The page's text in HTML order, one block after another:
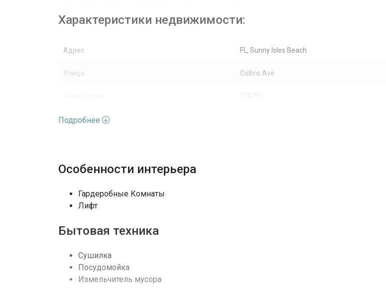
Характеристики недвижимости:
Адрес FL, Sunny Isles Beach
Улица Collins Ave
Вид недвижимости
Вид
Выход к воде
Безопасность
Последние изменения
Подробнее
Особенности интерьера
Гардеробные Комнаты
Лифт
Бытовая техника
Сушилка
Посудомойка
Измельчитель мусора